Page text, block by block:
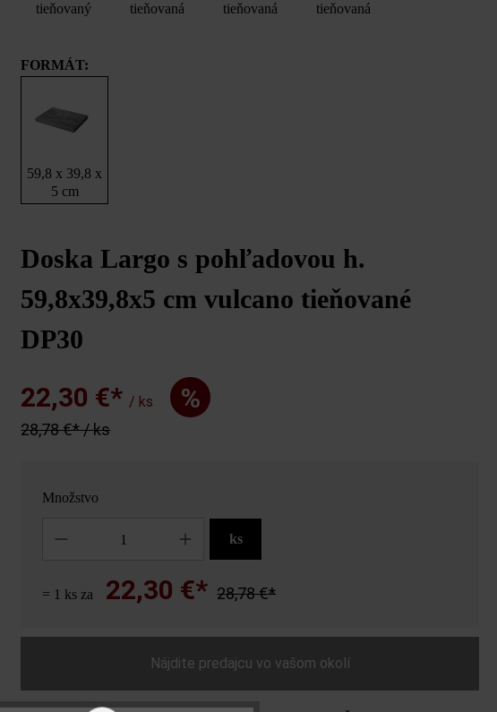
tieňovaný
tieňovaná
tieňovaná
tieňovaná
FORMÁT:
59,8 x 39,8 x
5 cm
Doska Largo s pohľadovou h.
59,8x39,8x5 cm vulcano tieňované
DP30
22,30 €* / ks %
28,78 €* / ks
Množstvo
ks
= 1 ks za 22,30 €* 28,78 €*
Nájdite predajcu vo vašom okolí